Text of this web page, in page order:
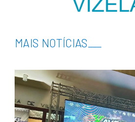
MAIS NOTÍCIAS